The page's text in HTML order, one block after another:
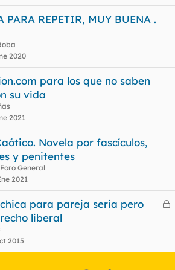
a
PARA REPETIR, MUY BUENA .
2020
para los que no saben
su vida
2021
Novela por fascículos,
y penitentes
Foro General
2021
C
a
para pareja seria pero
liberal
2015